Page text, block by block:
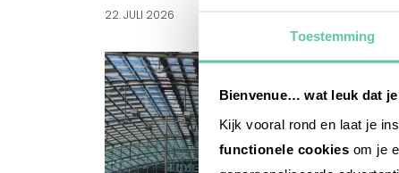
Toestemming
Bienvenue… wat leuk dat
Kijk vooral rond en laat je
functionele cookies om je
22. JULI 2026